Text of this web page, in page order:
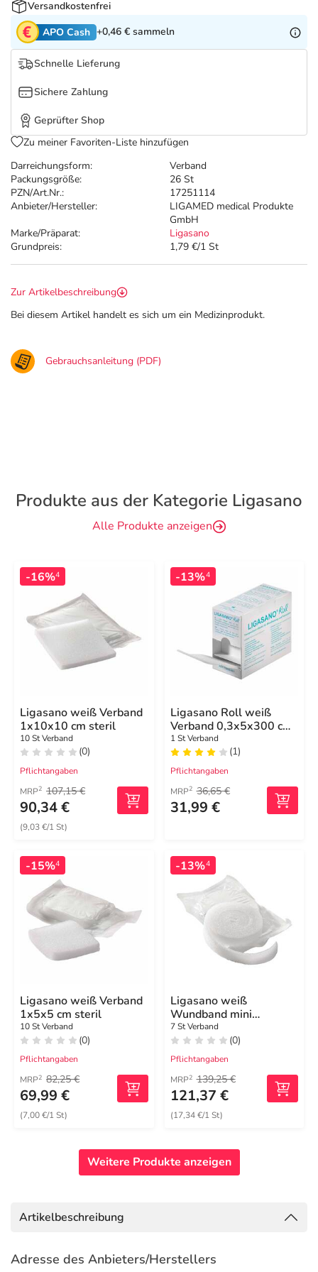
Tierapotheke
Vitamine & Mineralstoffe
Marken
Salus Deals
Darreichungsform:
Verband
Packungsgröße:
26 St
PZN/Art.Nr.:
17251114
Anbieter/Hersteller:
LIGAMED medical Produkte
GmbH
Marke/Präparat:
Ligasano
Grundpreis:
1,79 €/1 St
Versandkostenfrei
APO Cash +0,46 € sammeln
Schnelle Lieferung
Sichere Zahlung
Geprüfter Shop
Zu meiner Favoriten-Liste hinzufügen
Zur Artikelbeschreibung
Bei diesem Artikel handelt es sich um ein Medizinprodukt.
Gebrauchsanleitung (PDF)
Produkte aus der Kategorie Ligasano
Alle Produkte anzeigen
-16%4
Ligasano weiß Verband
1x10x10 cm steril
10 St Verband
(0)
Pflichtangaben
MRP2 107,15 €
90,34 €
(9,03 €/1 St)
-13%4
Ligasano Roll weiß
Verband 0,3x5x300 cm
unsteril
1 St Verband
(1)
Pflichtangaben
MRP2 36,65 €
31,99 €
-15%4
Ligasano weiß Verband
1x5x5 cm steril
10 St Verband
(0)
Pflichtangaben
MRP2 82,25 €
69,99 €
(7,00 €/1 St)
-13%4
Ligasano weiß
Wundband mini
0,4x1,5x100 cm steril
7 St Verband
(0)
Pflichtangaben
MRP2 139,25 €
121,37 €
(17,34 €/1 St)
Weitere Produkte anzeigen
Artikelbeschreibung
Adresse des Anbieters/Herstellers